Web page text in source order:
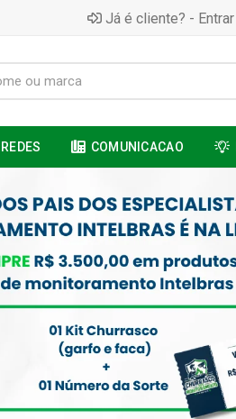
Já é cliente? - Entrar
REDES COMUNICACAO